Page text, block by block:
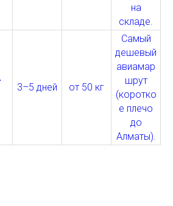
на
складе.
3–5 дней от 50 кг
Самый
дешевый
авиамар
шрут
(коротко
е плечо
до
Алматы).